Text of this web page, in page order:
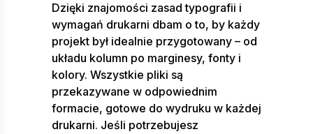
Dzięki znajomości zasad typografii i
wymagań drukarni dbam o to, by każdy
projekt był idealnie przygotowany – od
układu kolumn po marginesy, fonty i
kolory. Wszystkie pliki są
przekazywane w odpowiednim
formacie, gotowe do wydruku w każdej
drukarni. Jeśli potrzebujesz